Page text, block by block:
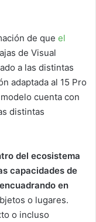
de que el
de Visual
a las distintas
adaptada al 15 Pro
cuenta con
distintas
del ecosistema
capacidades de
en
o lugares.
o incluso